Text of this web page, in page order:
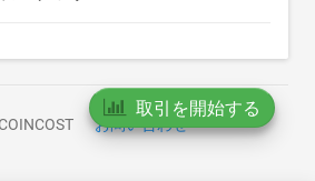
お問い合わせ
取引を開始する